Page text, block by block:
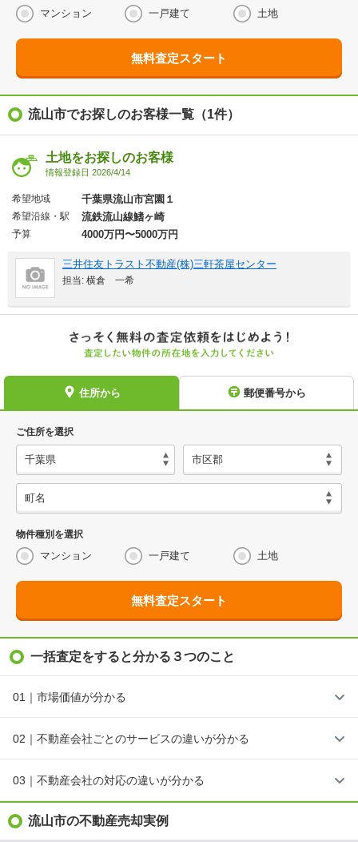
マンション 一戸建て 土地
無料査定スタート
流山市でお探しのお客様一覧（1件）
土地をお探しのお客様
情報登録日 2026/4/14
希望地域 千葉県流山市宮園１
希望沿線・駅 流鉄流山線鰭ヶ崎
予算 4000万円〜5000万円
三井住友トラスト不動産(株)三軒茶屋センター
担当: 横倉 一希
住所から 郵便番号から
ご住所を選択
物件種別を選択
マンション 一戸建て 土地
無料査定スタート
一括査定をすると分かる３つのこと
01｜市場価値が分かる
02｜不動産会社ごとのサービスの違いが分かる
03｜不動産会社の対応の違いが分かる
流山市の不動産売却実例